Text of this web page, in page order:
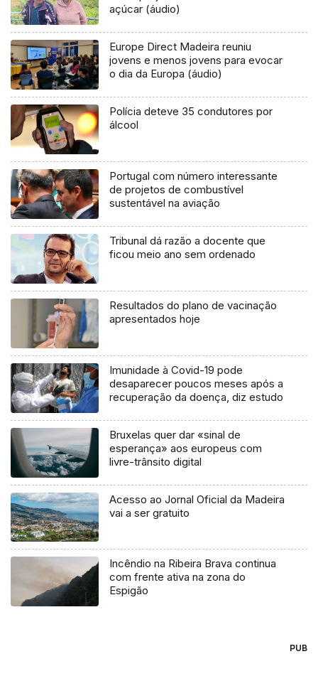
açúcar (áudio)
Europe Direct Madeira reuniu
jovens e menos jovens para evocar
o dia da Europa (áudio)
Polícia deteve 35 condutores por
álcool
Portugal com número interessante
de projetos de combustível
sustentável na aviação
Tribunal dá razão a docente que
ficou meio ano sem ordenado
Resultados do plano de vacinação
apresentados hoje
Imunidade à Covid-19 pode
desaparecer poucos meses após a
recuperação da doença, diz estudo
Bruxelas quer dar «sinal de
esperança» aos europeus com
livre-trânsito digital
Acesso ao Jornal Oficial da Madeira
vai a ser gratuito
Incêndio na Ribeira Brava continua
com frente ativa na zona do
Espigão
PUB